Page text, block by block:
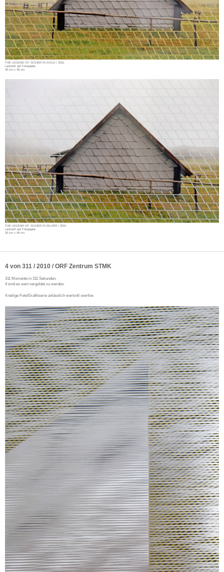
THE LEGEND OF SICHER IN GOLD / 2010
Lackstift auf Fotopapier,
30 cm x 45 cm
THE LEGEND OF SICHER IN SILVER / 2010
Lackstift auf Fotopapier,
30 cm x 45 cm
4 von 311 / 2010 / ORF Zentrum STMK
311 Momente in 311 Sekunden.
4 sind es wert vergoldet zu werden.
4-teilige Foto/Grafikserie anlässlich wertvoll-wertlos